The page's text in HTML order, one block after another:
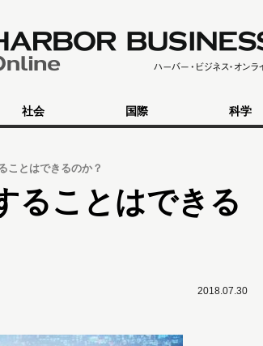
社会 国際 科学
ことはできるのか？
ることはできる
2018.07.30